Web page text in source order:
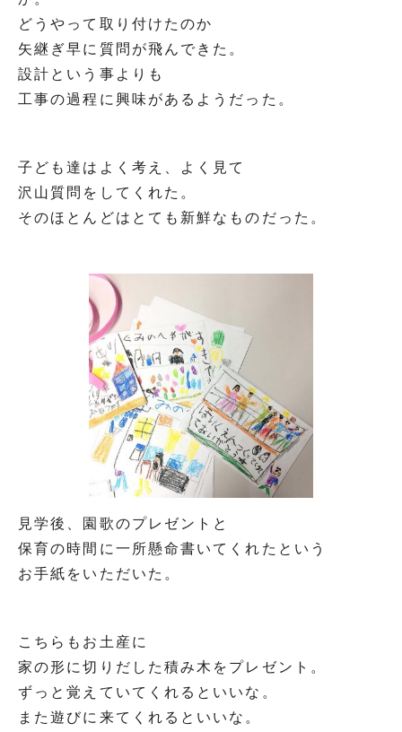
どうやって取り付けたのか
矢継ぎ早に質問が飛んできた。
設計という事よりも
工事の過程に興味があるようだった。
子ども達はよく考え、よく見て
沢山質問をしてくれた。
そのほとんどはとても新鮮なものだった。
見学後、園歌のプレゼントと
保育の時間に一所懸命書いてくれたという
お手紙をいただいた。
こちらもお土産に
家の形に切りだした積み木をプレゼント。
ずっと覚えていてくれるといいな。
また遊びに来てくれるといいな。